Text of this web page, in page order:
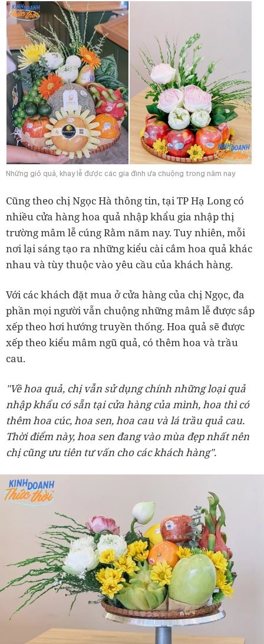
Những giỏ quả, khay lễ được các gia đình ưa chuộng trong năm nay
Cũng theo chị Ngọc Hà thông tin, tại TP Hạ Long có
nhiều cửa hàng hoa quả nhập khẩu gia nhập thị
trường mâm lễ cúng Rằm năm nay. Tuy nhiên, mỗi
nơi lại sáng tạo ra những kiểu cài cắm hoa quả khác
nhau và tùy thuộc vào yêu cầu của khách hàng.
Với các khách đặt mua ở cửa hàng của chị Ngọc, đa
phần mọi người vẫn chuộng những mâm lễ được sắp
xếp theo hơi hướng truyền thống. Hoa quả sẽ được
xếp theo kiểu mâm ngũ quả, có thêm hoa và trầu
cau.
"Về hoa quả, chị vẫn sử dụng chính những loại quả
nhập khẩu có sẵn tại cửa hàng của mình, hoa thì có
thêm hoa cúc, hoa sen, hoa cau và lá trầu quả cau.
Thời điểm này, hoa sen đang vào mùa đẹp nhất nên
chị cũng ưu tiên tư vấn cho các khách hàng".